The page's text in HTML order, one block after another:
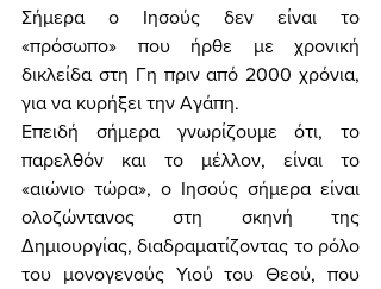
Σήμερα ο Ιησούς δεν είναι το
«πρόσωπο» που ήρθε με χρονική
δικλείδα στη Γη πριν από 2000 χρόνια,
για να κυρήξει την Αγάπη.
Επειδή σήμερα γνωρίζουμε ότι, το
παρελθόν και το μέλλον, είναι το
«αιώνιο τώρα», ο Ιησούς σήμερα είναι
ολοζώντανος στη σκηνή της
Δημιουργίας, διαδραματίζοντας το ρόλο
του μονογενούς Υιού του Θεού, που